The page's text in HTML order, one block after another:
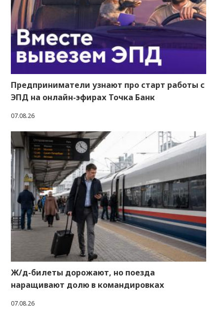
Предприниматели узнают про старт работы с
ЭПД на онлайн-эфирах Точка Банк
07.08.26
Ж/д-билеты дорожают, но поезда
наращивают долю в командировках
07.08.26